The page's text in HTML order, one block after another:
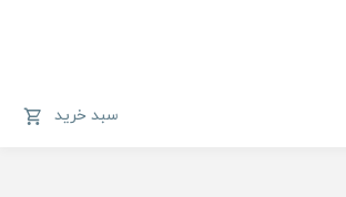
سبد خرید